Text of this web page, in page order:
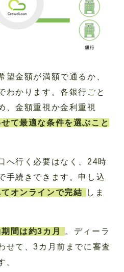
望金額が満額で通るか、
わかります。各銀行ごと
、金額重視か金利重視
て最適な条件を選ぶこと
へ行く必要はなく、24時
手続きできます。申し込
オンラインで完結
しま
間は約3カ月
。ディーラ
せて、3カ月前までに審査
。